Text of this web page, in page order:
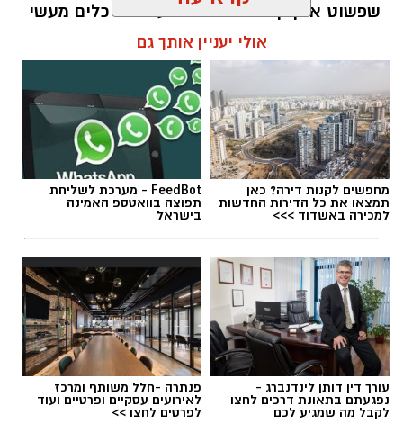
שפשוט אינן קיימות. הוא מציע ארגז כלים מעשי
שיעזור לנו, בהדרגה, להשתחרר מהכאב ולהמשיך
הלב שלנו אולי נשבר לפעמים, אבל אנחנו לא
חייבים להישבר יחד איתו.
מערכת האתר / 09:04 23.07.26
תגים:טד
אולי יעניין אותך גם
מחפשים לקנות דירה? כאן
תמצאו את כל הדירות החדשות
למכירה באשדוד >>>
FeedBot - מערכת לשליחת
תפוצה בוואטספ האמינה
בישראל
עורך דין דותן לינדנברג -
נפגעתם בתאונת דרכים לחצו
לקבל מה שמגיע לכם
פנתרה -חלל משותף ומרכז
לאירועים עסקיים ופרטיים ועוד
לפרטים לחצו >>